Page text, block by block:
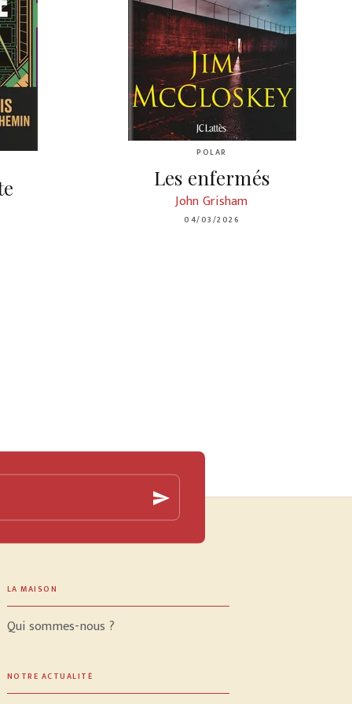
POLAR
Les enfermés
John Grisham
04/03/2026
send
LA MAISON
Qui sommes-nous ?
NOTRE ACTUALITÉ